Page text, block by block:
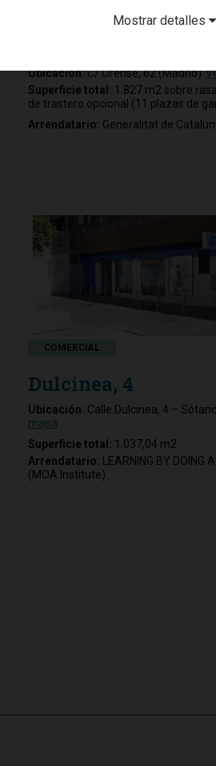
Ubicación:C/ Orense, 62 (Madrid)
Superficie total: 1.827 m2 sobre
de trastero opcional (11 plazas de
Arrendatario: Generalitat de
COMERCIAL
Dulcinea, 4
Ubicación: Calle Dulcinea, 4 –
mapa
Superficie total: 1.037,04 m2
Arrendatario: LEARNING BY DOING
(MOA Institute)
Mostrar detalles